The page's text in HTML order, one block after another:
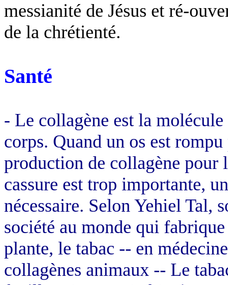
messianité de Jésus et ré-
de la chrétienté.
Santé
- Le collagène est la
corps. Quand un os est
production de collagène pour
cassure est trop importante,
nécessaire. Selon Yehiel Tal,
société au monde qui
plante, le tabac -- en
collagènes animaux -- Le